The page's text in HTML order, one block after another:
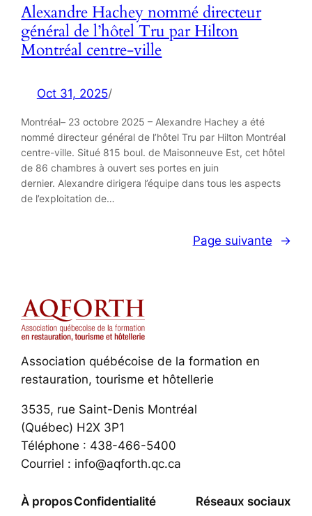
Alexandre Hachey nommé directeur
général de l’hôtel Tru par Hilton
Montréal centre-ville
Oct 31, 2025/
Montréal– 23 octobre 2025 – Alexandre Hachey a été
nommé directeur général de l’hôtel Tru par Hilton Montréal
centre-ville. Situé 815 boul. de Maisonneuve Est, cet hôtel
de 86 chambres à ouvert ses portes en juin
dernier. Alexandre dirigera l’équipe dans tous les aspects
de l’exploitation de…
Page suivante →
Association québécoise de la formation en
restauration, tourisme et hôtellerie
3535, rue Saint-Denis Montréal
(Québec) H2X 3P1
Téléphone : 438-466-5400
Courriel : info@aqforth.qc.ca
À proposConfidentialité Réseaux sociaux